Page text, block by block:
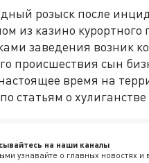
розыск после
из казино курортного
заведения возник
происшествия сын
время на
статьям о
на наши каналы
узнавайте о главных новостях